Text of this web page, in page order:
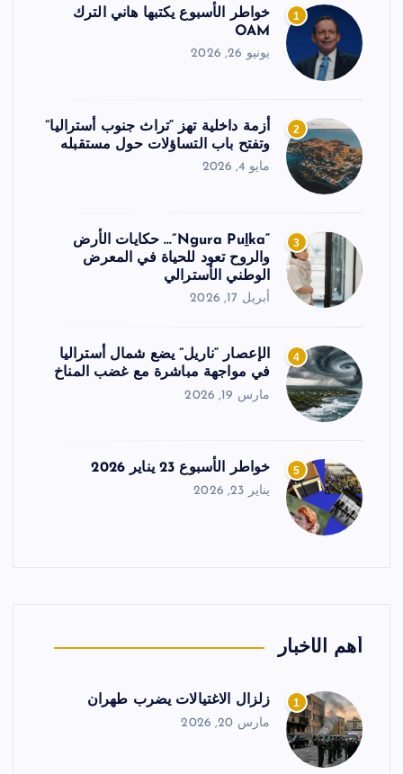
1
خواطر الأسبوع يكتبها هاني الترك
OAM
يونيو 26, 2026
2
أزمة داخلية تهز “تراث جنوب أستراليا”
وتفتح باب التساؤلات حول مستقبله
مايو 4, 2026
3
“Ngura Puḻka”… حكايات الأرض
والروح تعود للحياة في المعرض
الوطني الأسترالي
أبريل 17, 2026
4
الإعصار “ناريل” يضع شمال أستراليا
في مواجهة مباشرة مع غضب المناخ
مارس 19, 2026
5 خواطر الأسبوع 23 يناير 2026
يناير 23, 2026
أهم الأخبار
1 زلزال الاغتيالات يضرب طهران
مارس 20, 2026